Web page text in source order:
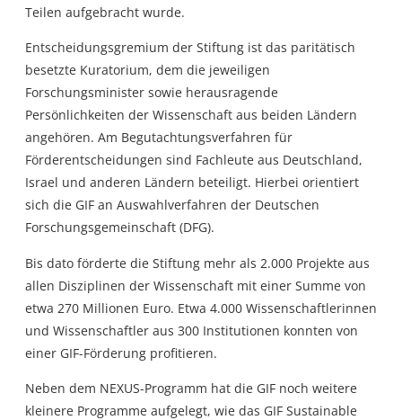
Teilen aufgebracht wurde.
Entscheidungsgremium der Stiftung ist das paritätisch
besetzte Kuratorium, dem die jeweiligen
Forschungsminister sowie herausragende
Persönlichkeiten der Wissenschaft aus beiden Ländern
angehören. Am Begutachtungsverfahren für
Förderentscheidungen sind Fachleute aus Deutschland,
Israel und anderen Ländern beteiligt. Hierbei orientiert
sich die GIF an Auswahlverfahren der Deutschen
Forschungsgemeinschaft (DFG).
Bis dato förderte die Stiftung mehr als 2.000 Projekte aus
allen Disziplinen der Wissenschaft mit einer Summe von
etwa 270 Millionen Euro. Etwa 4.000 Wissenschaftlerinnen
und Wissenschaftler aus 300 Institutionen konnten von
einer GIF-Förderung profitieren.
Neben dem NEXUS-Programm hat die GIF noch weitere
kleinere Programme aufgelegt, wie das GIF Sustainable